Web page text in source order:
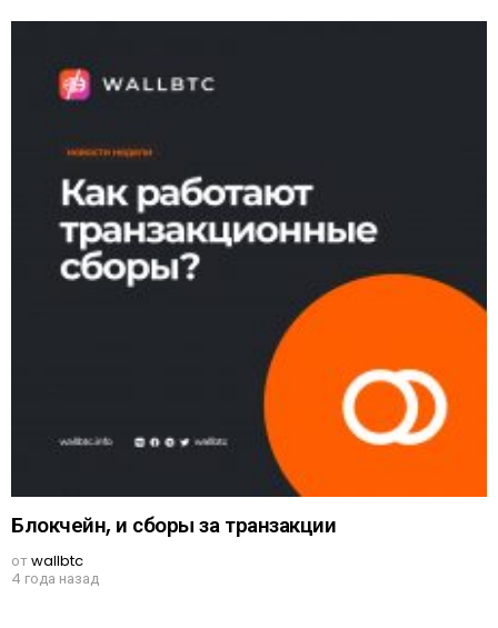
Блокчейн, и сборы за транзакции
отwallbtc
4 года назад